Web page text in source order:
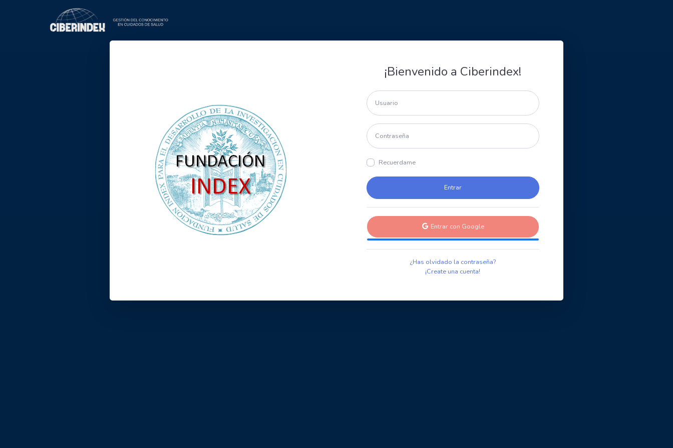
¡Bienvenido a Ciberindex!
Recuerdame
Entrar con Google
¿Has olvidado la contraseña?
¡Create una cuenta!